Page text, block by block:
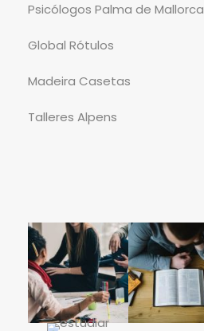
Psicólogos Palma de Mallorca
Global Rótulos
Madeira Casetas
Talleres Alpens